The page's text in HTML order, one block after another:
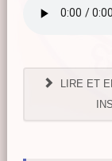
LIRE ET